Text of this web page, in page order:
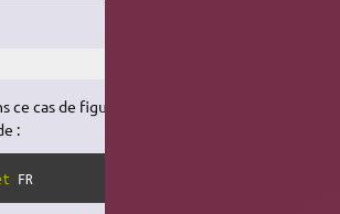
ce cas de figure. Pour choisir la France,
:
FR